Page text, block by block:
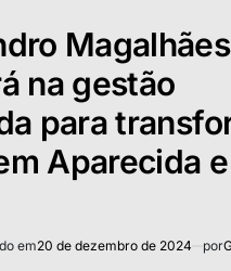
Magalhães
na gestão
para
Aparecida e
em20 de dezembro de 2024 por